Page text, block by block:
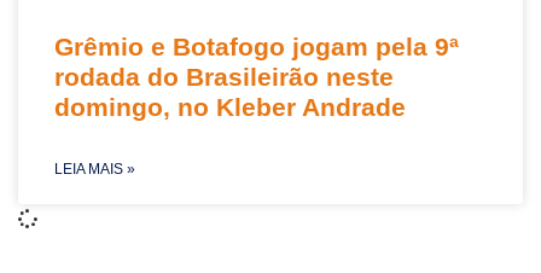
Grêmio e Botafogo jogam pela 9ª
rodada do Brasileirão neste
domingo, no Kleber Andrade
LEIA MAIS »